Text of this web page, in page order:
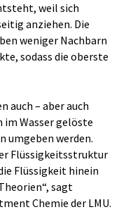
weil sich
anziehen. Die
weniger Nachbarn
sodass die oberste
auch – aber auch
Wasser gelöste
umgeben werden.
Flüssigkeitsstruktur
Flüssigkeit hinein
sagt
Chemie der LMU.